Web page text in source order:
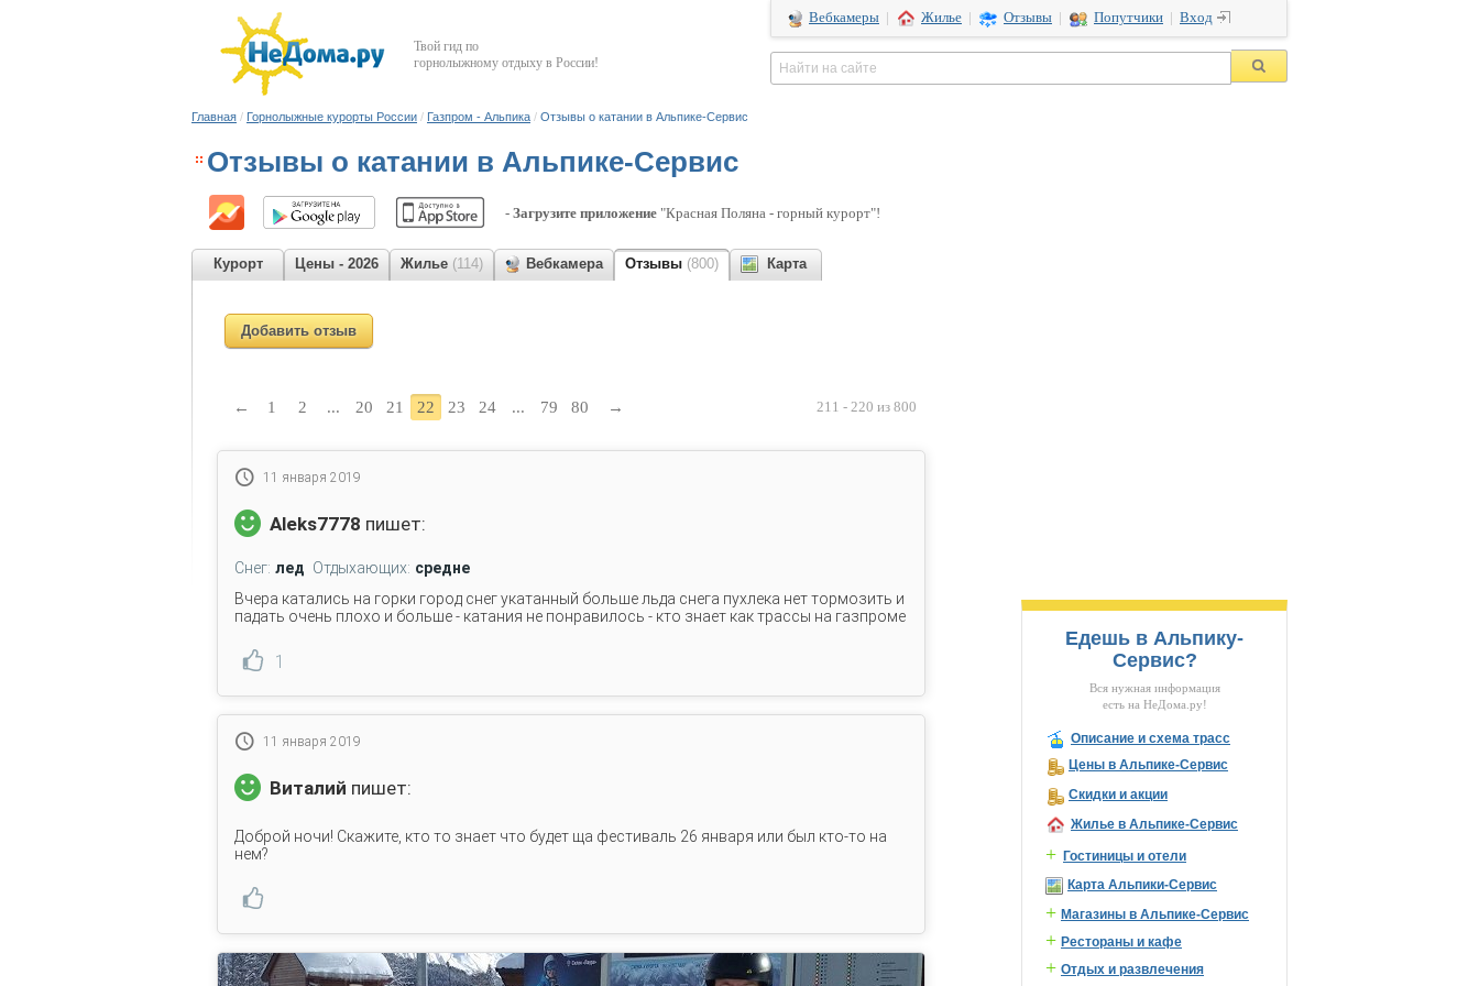
Твой гид по
горнолыжному отдыху в России!
Вебкамеры Жилье Отзывы Попутчики Вход
Главная / Горнолыжные курорты России / Газпром - Альпика / Отзывы о катании в Альпике-Сервис
Отзывы о катании в Альпике-Сервис
- Загрузите приложение "Красная Поляна - горный курорт"!
Курорт Цены - 2026 Жилье (114) Вебкамера Отзывы (800) Карта
Добавить отзыв
211 - 220 из 800
← 1 2 ... 20 21 22 23 24 ... 79 80 →
11 января 2019
Aleks7778 пишет:
Снег: лед Отдыхающих: средне
Вчера катались на горки город снег укатанный больше льда снега пухлека нет тормозить и
падать очень плохо и больше - катания не понравилось - кто знает как трассы на газпроме
1
11 января 2019
Виталий пишет:
Доброй ночи! Скажите, кто то знает что будет ща фестиваль 26 января или был кто-то на
нем?
Едешь в Альпику-
Сервис?
Вся нужная информация
есть на НеДома.ру!
Описание и схема трасс
Цены в Альпике-Сервис
Скидки и акции
Жилье в Альпике-Сервис
+ Гостиницы и отели
Карта Альпики-Сервис
+ Магазины в Альпике-Сервис
+ Рестораны и кафе
+ Отдых и развлечения